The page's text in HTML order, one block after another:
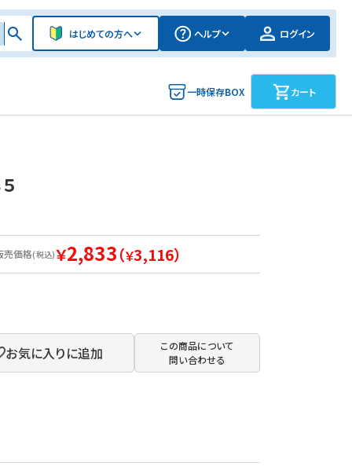
はじめての方へ ヘルプ ログイン
一時保存BOX カート
売価格(税込)￥2,833（￥3,116）
お気に入りに追加
この商品について
問い合わせる